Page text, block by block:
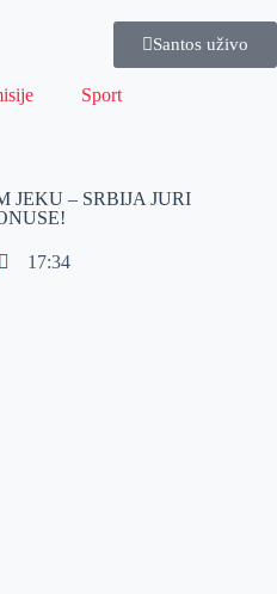
Santos uživo
Sport
JEKU – SRBIJA JURI
17:34